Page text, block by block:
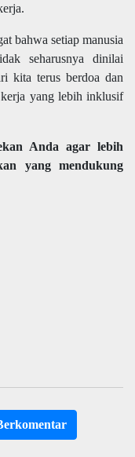
bahwa setiap manusia
seharusnya dinilai
kita terus berdoa dan
yang lebih inklusif
Anda agar lebih
yang mendukung